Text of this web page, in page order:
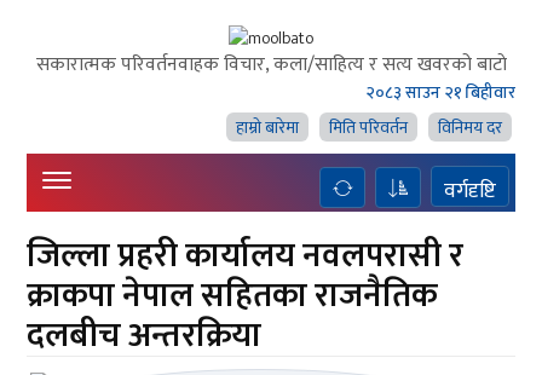
सकारात्मक परिवर्तनवाहक विचार, कला/साहित्य र सत्य खवरको बाटाे
२०८३ साउन २१ बिहीवार
हाम्राे बारेमा
मिति परिवर्तन विनिमय दर
वर्गदृष्टि
जिल्ला प्रहरी कार्यालय नवलपरासी र
क्राकपा नेपाल सहितका राजनैतिक
दलबीच अन्तरक्रिया